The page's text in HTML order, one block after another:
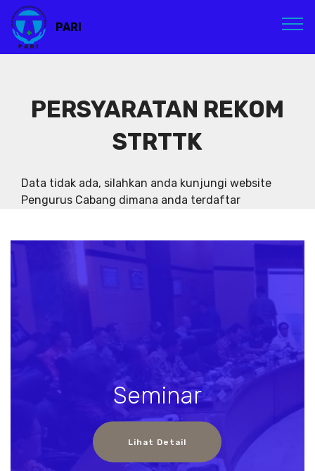
PARI
PERSYARATAN REKOM
STRTTK
Data tidak ada, silahkan anda kunjungi website
Pengurus Cabang dimana anda terdaftar
Seminar
Lihat Detail